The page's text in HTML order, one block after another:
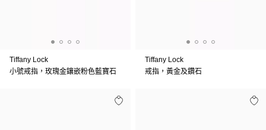
Tiffany Lock
小號戒指，玫瑰金鑲嵌粉色藍寶石
Tiffany Lock
戒指，黃金及鑽石